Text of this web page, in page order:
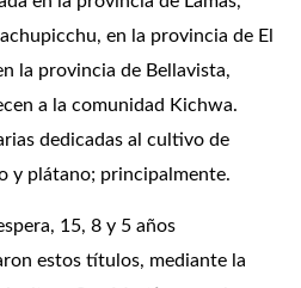
en la provincia de El
la provincia de Bellavista,
a la comunidad Kichwa.
dedicadas al cultivo de
y plátano; principalmente.
15, 8 y 5 años
estos títulos, mediante la